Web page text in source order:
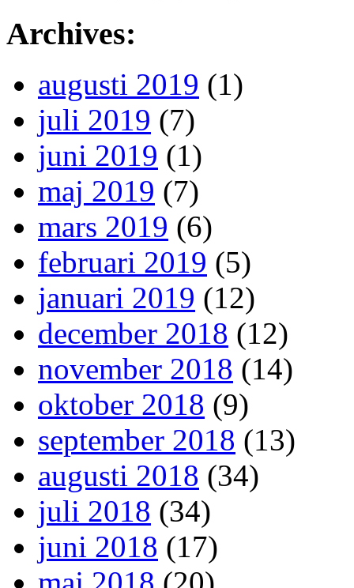
Archives:
augusti 2019 (1)
juli 2019 (7)
juni 2019 (1)
maj 2019 (7)
mars 2019 (6)
februari 2019 (5)
januari 2019 (12)
december 2018 (12)
november 2018 (14)
oktober 2018 (9)
september 2018 (13)
augusti 2018 (34)
juli 2018 (34)
juni 2018 (17)